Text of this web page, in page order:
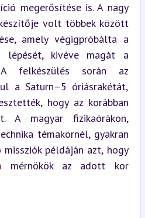
megerősítése is. A nagy
volt többek között
amely végigpróbálta a
lépését, kivéve magát a
felkészülés során az
a Saturn–5 óriásrakétát,
hogy az korábban
A magyar fizikaórákon,
témakörnél, gyakran
példáján azt, hogy
mérnökök az adott kor